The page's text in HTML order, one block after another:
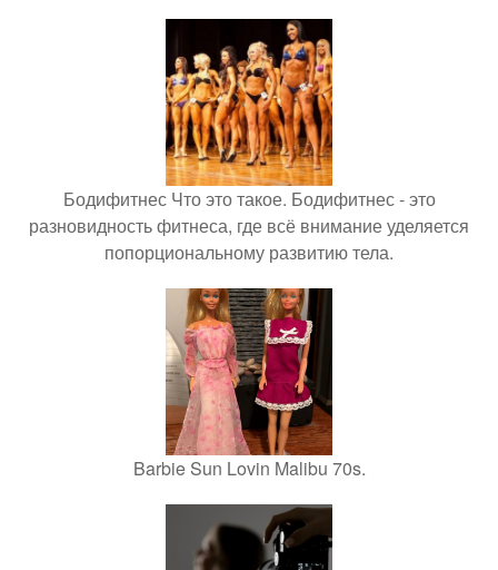
Бодифитнес Что это такое. Бодифитнес - это
разновидность фитнеса, где всё внимание уделяется
попорциональному развитию тела.
Barbie Sun Lovin Malibu 70s.